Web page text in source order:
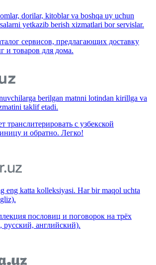
dorilar, kitoblar va boshqa uy uchun
yetkazib berish xizmatlari bor servislar.
сервисов, предлагающих доставку
и товаров для дома.
berilgan matnni lotindan kirillga va
taklif etadi.
с узбекской
и обратно. Легко!
eng katta kolleksiyasi. Har bir maqol uchta
пословиц и поговорок на трёх
русский, английский).